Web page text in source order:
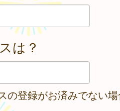
は？
の登録がお済みでない